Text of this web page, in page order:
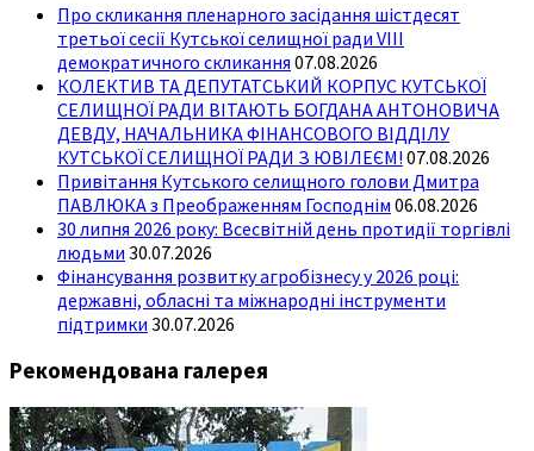
Про скликання пленарного засідання шістдесят
третьої сесії Кутської селищної ради VIII
демократичного скликання 07.08.2026
КОЛЕКТИВ ТА ДЕПУТАТСЬКИЙ КОРПУС КУТСЬКОЇ
СЕЛИЩНОЇ РАДИ ВІТАЮТЬ БОГДАНА АНТОНОВИЧА
ДЕВДУ, НАЧАЛЬНИКА ФІНАНСОВОГО ВІДДІЛУ
КУТСЬКОЇ СЕЛИЩНОЇ РАДИ З ЮВІЛЕЄМ! 07.08.2026
Привітання Кутського селищного голови Дмитра
ПАВЛЮКА з Преображенням Господнім 06.08.2026
30 липня 2026 року: Всесвітній день протидії торгівлі
людьми 30.07.2026
Фінансування розвитку агробізнесу у 2026 році:
державні, обласні та міжнародні інструменти
підтримки 30.07.2026
Рекомендована галерея